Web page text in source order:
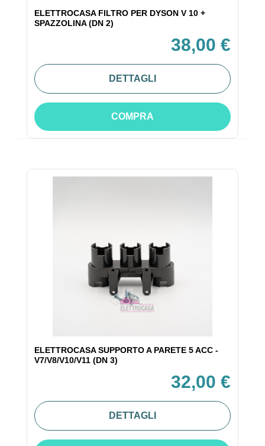
ELETTROCASA FILTRO PER DYSON V 10 +
SPAZZOLINA (DN 2)
38,00 €
DETTAGLI
COMPRA
ELETTROCASA SUPPORTO A PARETE 5 ACC -
V7/V8/V10/V11 (DN 3)
32,00 €
DETTAGLI